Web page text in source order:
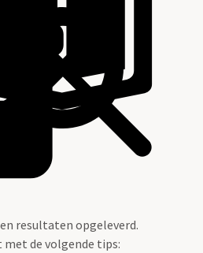
resultaten opgeleverd.
de volgende tips: